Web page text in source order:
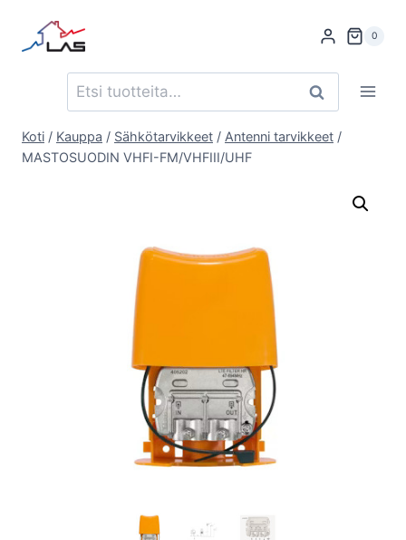
sisältöön
0
Etsi: Haku
Koti / Kauppa / Sähkötarvikkeet / Antenni tarvikkeet /
MASTOSUODIN VHFI-FM/VHFIII/UHF